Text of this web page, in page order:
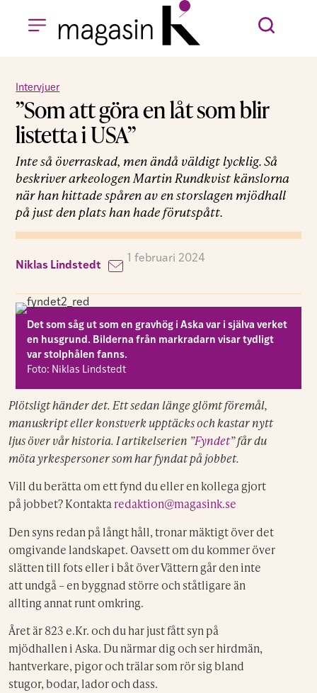
Intervjuer
”Som att göra en låt som blir
listetta i USA”
Inte så överraskad, men ändå väldigt lycklig. Så
beskriver arkeologen Martin Rundkvist känslorna
när han hittade spåren av en storslagen mjödhall
på just den plats han hade förutspått.
Niklas Lindstedt
1 februari 2024
Det som såg ut som en gravhög i Aska var i själva verket
en husgrund. Bilderna från markradarn visar tydligt
var stolphålen fanns.
Foto: Niklas Lindstedt
Plötsligt händer det. Ett sedan länge glömt föremål,
manuskript eller konstverk upptäcks och kastar nytt
ljus över vår historia. I artikelserien ”Fyndet” får du
möta yrkespersoner som har fyndat på jobbet.
Vill du berätta om ett fynd du eller en kollega gjort
på jobbet? Kontaktaredaktion@magasink.se
Den syns redan på långt håll, tronar mäktigt över det
omgivande landskapet. Oavsett om du kommer över
slätten till fots eller i båt över Vättern går den inte
att undgå – en byggnad större och ståtligare än
allting annat runt omkring.
Året är 823 e.Kr. och du har just fått syn på
mjödhallen i Aska. Du närmar dig och ser hirdmän,
hantverkare, pigor och trälar som rör sig bland
stugor, bodar, lador och dass.